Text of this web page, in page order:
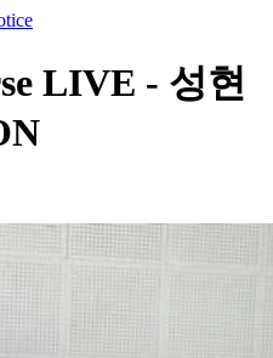
LIVE - 성현